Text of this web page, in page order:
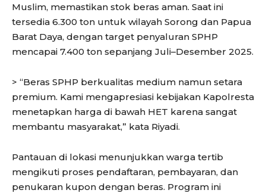
Muslim, memastikan stok beras aman. Saat ini
tersedia 6.300 ton untuk wilayah Sorong dan Papua
Barat Daya, dengan target penyaluran SPHP
mencapai 7.400 ton sepanjang Juli–Desember 2025.
> “Beras SPHP berkualitas medium namun setara
premium. Kami mengapresiasi kebijakan Kapolresta
menetapkan harga di bawah HET karena sangat
membantu masyarakat,” kata Riyadi.
Pantauan di lokasi menunjukkan warga tertib
mengikuti proses pendaftaran, pembayaran, dan
penukaran kupon dengan beras. Program ini